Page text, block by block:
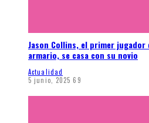
Jason Collins, el primer jugador
armario, se casa con su novio
Actualidad
5 junio, 2025 69